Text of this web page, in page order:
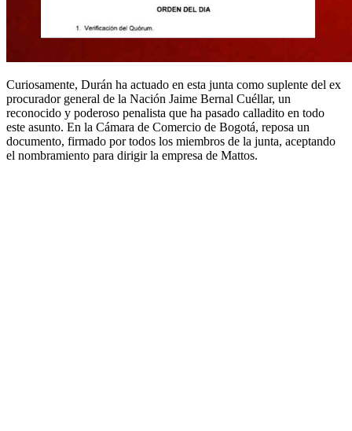
Curiosamente, Durán ha actuado en esta junta como suplente del ex
procurador general de la Nación Jaime Bernal Cuéllar, un
reconocido y poderoso penalista que ha pasado calladito en todo
este asunto. En la Cámara de Comercio de Bogotá, reposa un
documento, firmado por todos los miembros de la junta, aceptando
el nombramiento para dirigir la empresa de Mattos.